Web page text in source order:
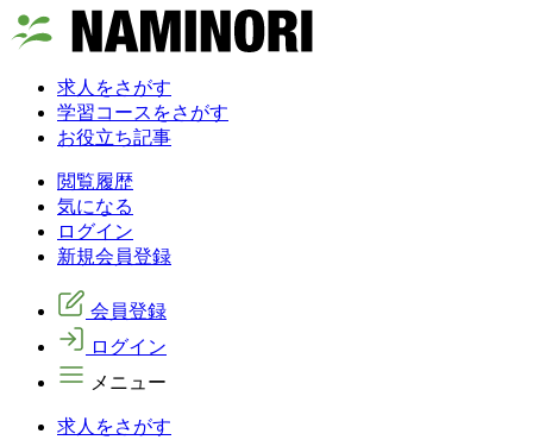
求人をさがす
学習コースをさがす
お役立ち記事
閲覧履歴
気になる
ログイン
新規会員登録
会員登録
ログイン
メニュー
求人をさがす